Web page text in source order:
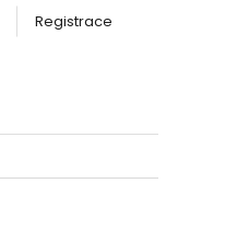
Registrace